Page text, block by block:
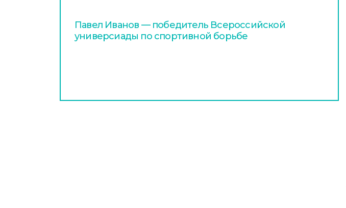
Павел Иванов — победитель Всероссийской
универсиады по спортивной борьбе